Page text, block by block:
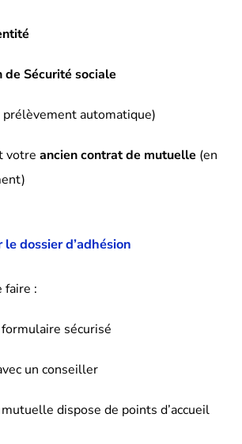
Sécurité sociale
prélèvement automatique)
votre ancien contrat de mutuelle (en
le dossier d’adhésion
faire :
formulaire sécurisé
un conseiller
dispose de points d’accueil